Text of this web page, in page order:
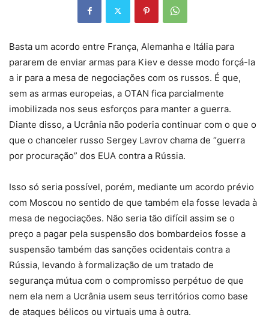
Basta um acordo entre França, Alemanha e Itália para
pararem de enviar armas para Kiev e desse modo forçá-la
a ir para a mesa de negociações com os russos. É que,
sem as armas europeias, a OTAN fica parcialmente
imobilizada nos seus esforços para manter a guerra.
Diante disso, a Ucrânia não poderia continuar com o que o
que o chanceler russo Sergey Lavrov chama de “guerra
por procuração” dos EUA contra a Rússia.
Isso só seria possível, porém, mediante um acordo prévio
com Moscou no sentido de que também ela fosse levada à
mesa de negociações. Não seria tão difícil assim se o
preço a pagar pela suspensão dos bombardeios fosse a
suspensão também das sanções ocidentais contra a
Rússia, levando à formalização de um tratado de
segurança mútua com o compromisso perpétuo de que
nem ela nem a Ucrânia usem seus territórios como base
de ataques bélicos ou virtuais uma à outra.